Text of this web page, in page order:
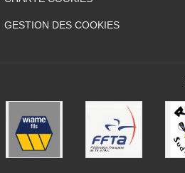
GESTION DES COOKIES